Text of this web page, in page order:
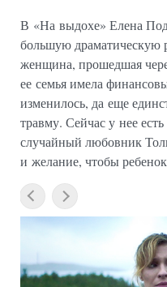
В «На выдохе» Елена
большую драматическую
женщина, прошедшая
ее семья имела
изменилось, да еще
травму. Сейчас у нее
случайный любовник
и желание, чтобы